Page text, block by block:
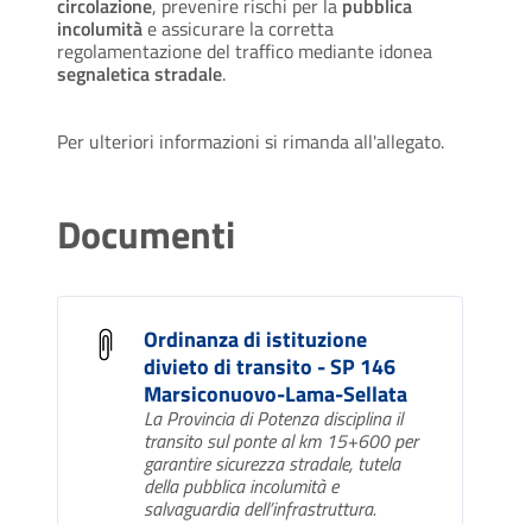
incolumitàe assicurare la corretta
regolamentazione del traffico mediante idonea
segnaletica stradale.
Per ulteriori informazioni si rimanda all'allegato.
Documenti
Ordinanza di istituzione
divieto di transito - SP 146
Marsiconuovo-Lama-Sellata
La Provincia di Potenza disciplina il
transito sul ponte al km 15+600 per
garantire sicurezza stradale, tutela
della pubblica incolumità e
salvaguardia dell’infrastruttura.